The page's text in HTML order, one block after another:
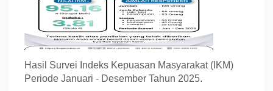
Hasil Survei Indeks Kepuasan Masyarakat (IKM)
Periode Januari - Desember Tahun 2025.